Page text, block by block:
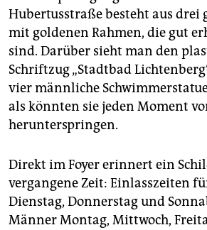
Hubertusstraße besteht aus drei
mit goldenen Rahmen, die gut
sind. Darüber sieht man den
Schriftzug „Stadtbad
vier männliche
als könnten sie jeden Moment
herunterspringen.
Direkt im Foyer erinnert ein
vergangene Zeit: Einlasszeiten
Dienstag, Donnerstag und
Männer Montag, Mittwoch,